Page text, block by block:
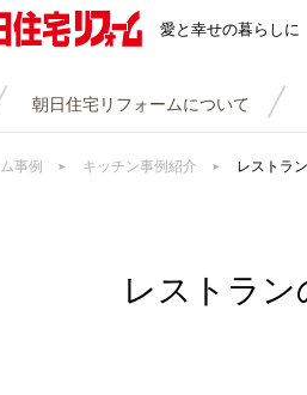
愛と幸せの暮らしに
朝日住宅リフォームについて
事例 キッチン事例紹介 レストラ
レストラ